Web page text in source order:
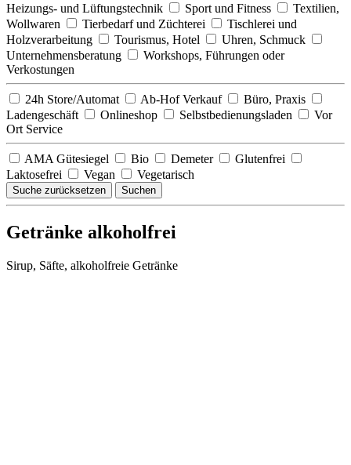
Heizungs- und Lüftungstechnik
Sport und Fitness
Textilien,
Wollwaren
Tierbedarf und Züchterei
Tischlerei und
Holzverarbeitung
Tourismus, Hotel
Uhren, Schmuck
Unternehmensberatung
Workshops, Führungen oder
Verkostungen
24h Store/Automat Ab-Hof Verkauf
Büro, Praxis
Ladengeschäft
Onlineshop Selbstbedienungsladen
Vor
Ort Service
AMA Gütesiegel Bio Demeter
Glutenfrei
Laktosefrei
Vegan Vegetarisch
Suche zurücksetzen Suchen
Getränke alkoholfrei
Sirup, Säfte, alkoholfreie Getränke